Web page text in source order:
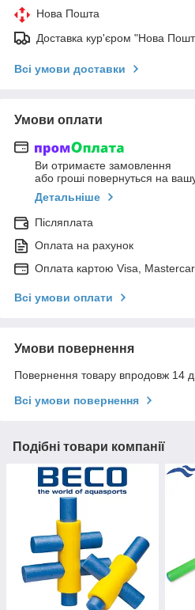
Нова Пошта
Доставка кур'єром "Нова
Всі умови доставки
Умови оплати
Ви отримаєте замовлення
або гроші повернуться на
Детальніше
Післяплата
Оплата на рахунок
Оплата картою Visa,
Всі умови оплати
Умови повернення
Повернення товару впродовж 14
Всі умови повернення
Подібні товари компанії